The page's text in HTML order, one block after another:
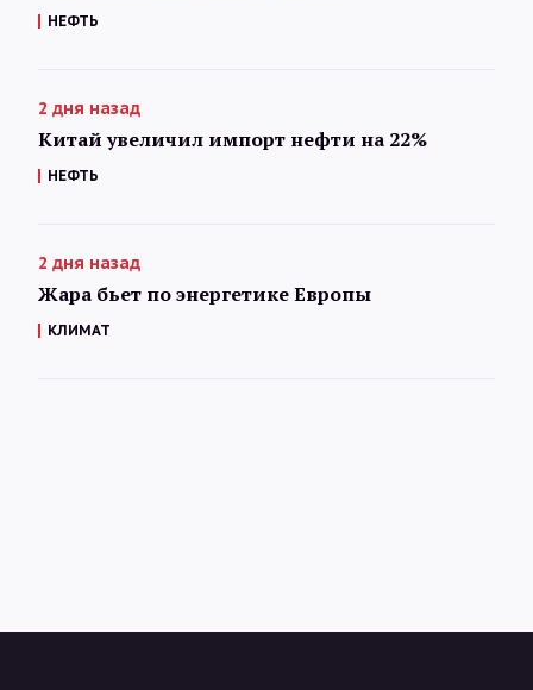
НЕФТЬ
2 дня назад
Китай увеличил импорт нефти на 22%
НЕФТЬ
2 дня назад
Жара бьет по энергетике Европы
КЛИМАТ